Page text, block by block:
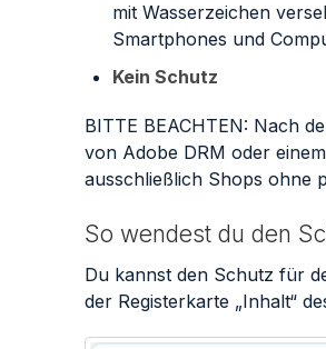
mit Wasserzeichen
Smartphones und
Kein Schutz
BITTE BEACHTEN: Nach
von Adobe DRM oder
ausschließlich Shops ohne
So wendest du den
Du kannst den Schutz für
der Registerkarte „Inhalt“